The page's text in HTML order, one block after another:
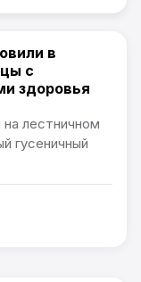
в
с
здоровья
лестничном
гусеничный